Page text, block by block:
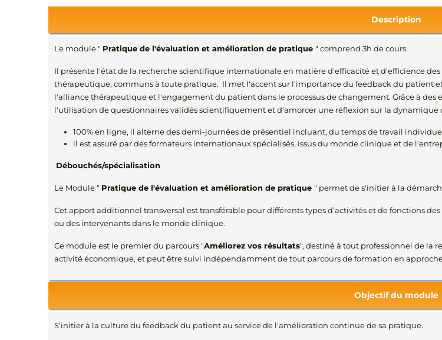
Description
Le module " Pratique de l'évaluation et amélioration de pratique " comprend 3h de cours.
Il présente l'état de la recherche scientifique internationale en matière d'efficacité et d'efficience
thérapeutique, communs à toute pratique. Il met l'accent sur l'importance du feedback du patient
l'alliance thérapeutique et l'engagement du patient dans le processus de changement. Grâce à
l'utilisation de questionnaires validés scientifiquement et d'amorcer une réflexion sur la dynamique
100% en ligne, il alterne des demi-journées de présentiel incluant, du temps de travail
il est assuré par des formateurs internationaux spécialisés, issus du monde clinique et de
Débouchés/spécialisation
Le Module " Pratique de l'évaluation et amélioration de pratique " permet de s'initier à la
Cet apport additionnel transversal est transférable pour différents types d’activités et de fonctions
ou des intervenants dans le monde clinique.
Ce module est le premier du parcours "Améliorez vos résultats", destiné à tout professionnel de la
activité économique, et peut être suivi indépendamment de tout parcours de formation en
Objectif du module
S'initier à la culture du feedback du patient au service de l'amélioration continue de sa pratique.